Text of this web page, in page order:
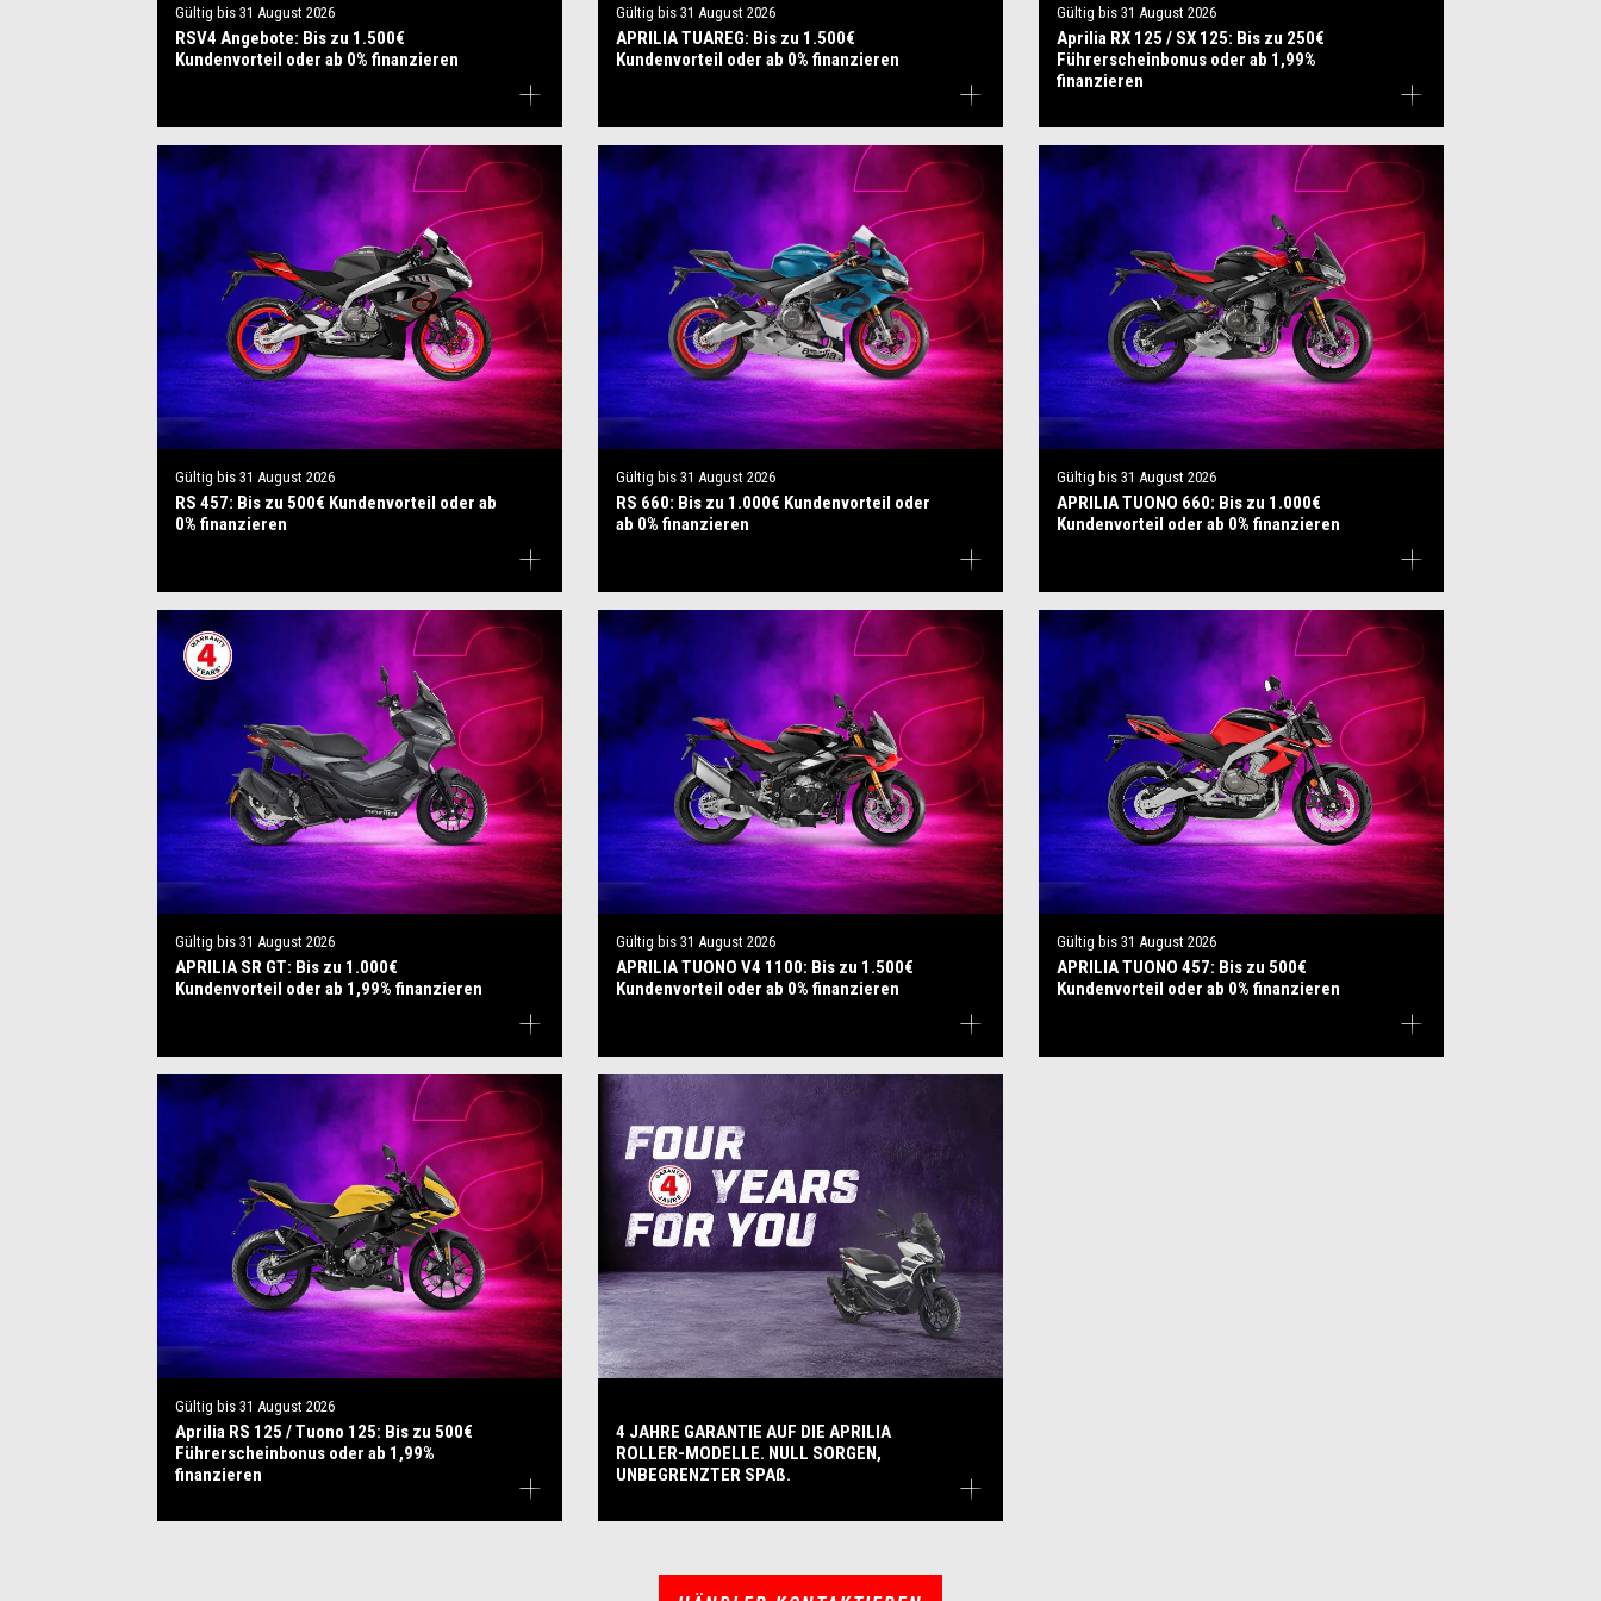
Gültig bis 31 August 2026
RSV4 Angebote: Bis zu 1.500€
Kundenvorteil oder ab 0% finanzieren
Gültig bis31 August 2026
APRILIA TUAREG: Bis zu 1.500€
Kundenvorteil oder ab 0% finanzieren
Gültig bis31 August 2026
Aprilia RX 125 / SX 125: Bis zu 250€
Führerscheinbonus oder ab 1,99%
finanzieren
Gültig bis 31 August 2026
RS 457: Bis zu 500€ Kundenvorteil oder ab
0% finanzieren
Gültig bis31 August 2026
RS 660: Bis zu 1.000€ Kundenvorteil oder
ab 0% finanzieren
Gültig bis31 August 2026
APRILIA TUONO 660: Bis zu 1.000€
Kundenvorteil oder ab 0% finanzieren
Gültig bis 31 August 2026
APRILIA SR GT: Bis zu 1.000€
Kundenvorteil oder ab 1,99% finanzieren
Gültig bis31 August 2026
APRILIA TUONO V4 1100: Bis zu 1.500€
Kundenvorteil oder ab 0% finanzieren
Gültig bis31 August 2026
APRILIA TUONO 457: Bis zu 500€
Kundenvorteil oder ab 0% finanzieren
Gültig bis 31 August 2026
Aprilia RS 125 / Tuono 125: Bis zu 500€
Führerscheinbonus oder ab 1,99%
finanzieren
4 JAHRE GARANTIE AUF DIE APRILIA
ROLLER-MODELLE. NULL SORGEN,
UNBEGRENZTER SPAß.